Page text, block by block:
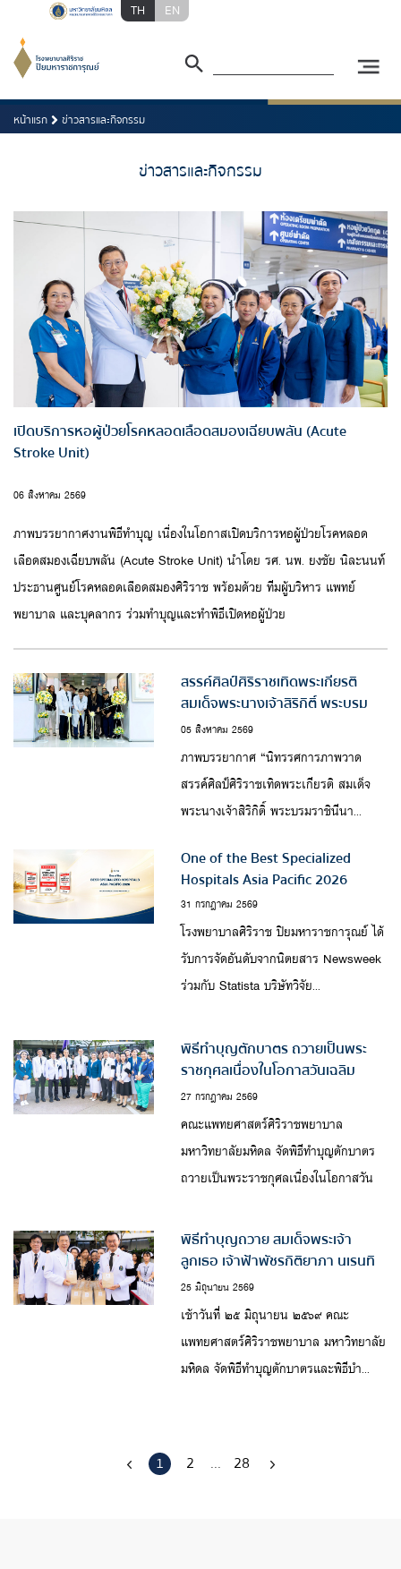
TH EN
หน้าแรก ข่าวสารและกิจกรรม
ข่าวสารและกิจกรรม
เปิดบริการหอผู้ป่วยโรคหลอดเลือดสมองเฉียบพลัน (Acute
Stroke Unit)
06 สิงหาคม 2569
ภาพบรรยากาศงานพิธีทำบุญ เนื่องในโอกาสเปิดบริการหอผู้ป่วยโรคหลอด
เลือดสมองเฉียบพลัน (Acute Stroke Unit) นำโดย รศ. นพ. ยงชัย นิละนนท์
ประธานศูนย์โรคหลอดเลือดสมองศิริราช พร้อมด้วย ทีมผู้บริหาร แพทย์
พยาบาล และบุคลากร ร่วมทำบุญและทำพิธีเปิดหอผู้ป่วย
สรรค์ศิลป์ศิริราชเทิดพระเกียรติ
สมเด็จพระนางเจ้าสิริกิติ์ พระบรม
ราชินีนาถ พระบรมราชชนนีพันปี
05 สิงหาคม 2569
ภาพบรรยากาศ “นิทรรศการภาพวาด
สรรค์ศิลป์ศิริราชเทิดพระเกียรติ สมเด็จ
พระนางเจ้าสิริกิติ์ พระบรมราชินีนา...
One of the Best Specialized
Hospitals Asia Pacific 2026
31 กรกฎาคม 2569
โรงพยาบาลศิริราช ปิยมหาราชการุณย์ ได้
รับการจัดอันดับจากนิตยสาร Newsweek
ร่วมกับ Statista บริษัทวิจัย...
พิธีทำบุญตักบาตร ถวายเป็นพระ
ราชกุศลเนื่องในโอกาสวันเฉลิม
พระชนมพรรษาพระบาทสมเด็จ
27 กรกฎาคม 2569
คณะแพทยศาสตร์ศิริราชพยาบาล
มหาวิทยาลัยมหิดล จัดพิธีทำบุญตักบาตร
ถวายเป็นพระราชกุศลเนื่องในโอกาสวัน
พิธีทำบุญถวาย สมเด็จพระเจ้า
ลูกเธอ เจ้าฟ้าพัชรกิติยาภา นเรนทิ
ราเทพยวดี กรมหลวงราชสาริณีสิริ
พัชร มหาวัชรราชธิดา
25 มิถุนายน 2569
เช้าวันที่ ๒๕ มิถุนายน ๒๕๖๙ คณะ
แพทยศาสตร์ศิริราชพยาบาล มหาวิทยาลัย
มหิดล จัดพิธีทำบุญตักบาตรและพิธีบำ...
1 2 ... 28